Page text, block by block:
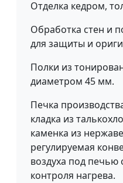
Отделка кедром,
Обработка стен и
для защиты и
Полки из
диаметром 45 мм.
Печка
кладка из
каменка из
регулируемая
воздуха под
контроля нагрева.